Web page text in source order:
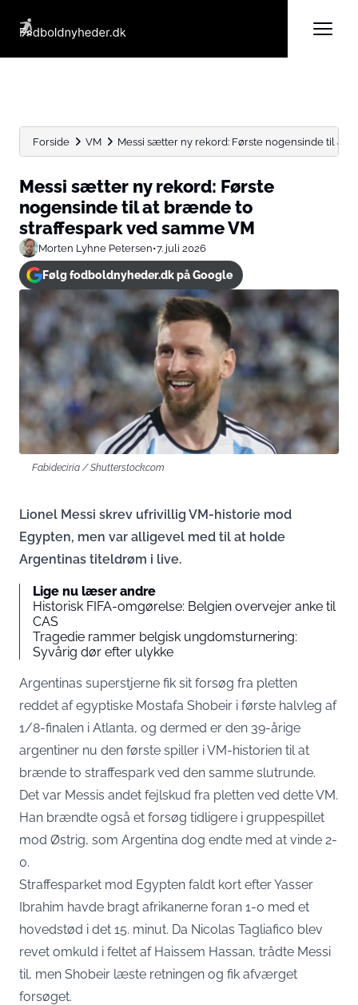
Forside VM Messi sætter ny rekord: Første nogensinde til at
Messi sætter ny rekord: Første
nogensinde til at brænde to
straffespark ved samme VM
Morten Lyhne Petersen•7. juli 2026
Følg fodboldnyheder.dk på Google
Fabideciria / Shutterstock.com
Lionel Messi skrev ufrivillig VM-historie mod
Egypten, men var alligevel med til at holde
Argentinas titeldrøm i live.
Lige nu læser andre
Historisk FIFA-omgørelse: Belgien overvejer anke til
CAS
Tragedie rammer belgisk ungdomsturnering:
Syvårig dør efter ulykke
Argentinas superstjerne fik sit forsøg fra pletten
reddet af egyptiske Mostafa Shobeir i første halvleg af
1/8-finalen i Atlanta, og dermed er den 39-årige
argentiner nu den første spiller i VM-historien til at
brænde to straffespark ved den samme slutrunde.
Det var Messis andet fejlskud fra pletten ved dette VM.
Han brændte også et forsøg tidligere i gruppespillet
mod Østrig, som Argentina dog endte med at vinde 2-
0.
Straffesparket mod Egypten faldt kort efter Yasser
Ibrahim havde bragt afrikanerne foran 1-0 med et
hovedstød i det 15. minut. Da Nicolas Tagliafico blev
revet omkuld i feltet af Haissem Hassan, trådte Messi
til, men Shobeir læste retningen og fik afværget
forsøget.